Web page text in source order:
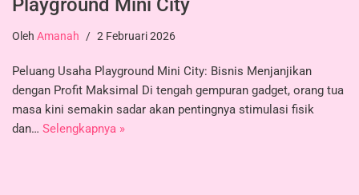
Playground Mini City
Oleh Amanah 2 Februari 2026
Peluang Usaha Playground Mini City: Bisnis Menjanjikan
dengan Profit Maksimal Di tengah gempuran gadget, orang tua
masa kini semakin sadar akan pentingnya stimulasi fisik
dan… Selengkapnya »